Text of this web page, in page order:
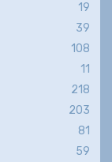
19
39
108
11
218
203
81
59